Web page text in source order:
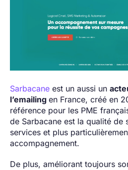
Sarbacane est un aussi un
l’emailing en France, créé en
référence pour les PME
de Sarbacane est la qualité de
services et plus
accompagnement.
De plus, améliorant toujours